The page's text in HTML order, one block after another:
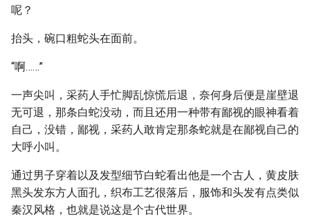
呢？
抬头，碗口粗蛇头在面前。
“啊……”
一声尖叫，采药人手忙脚乱惊慌后退，奈何身后便是崖壁退
无可退，那条白蛇没动，而且还用一种带有鄙视的眼神看着
自己，没错，鄙视，采药人敢肯定那条蛇就是在鄙视自己的
大呼小叫。
通过男子穿着以及发型细节白蛇看出他是一个古人，黄皮肤
黑头发东方人面孔，织布工艺很落后，服饰和头发有点类似
秦汉风格，也就是说这是个古代世界。